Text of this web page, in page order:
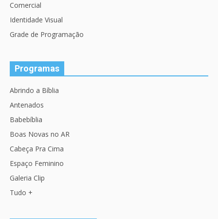
Comercial
Identidade Visual
Grade de Programação
Programas
Abrindo a Bíblia
Antenados
Babebíblia
Boas Novas no AR
Cabeça Pra Cima
Espaço Feminino
Galeria Clip
Tudo +